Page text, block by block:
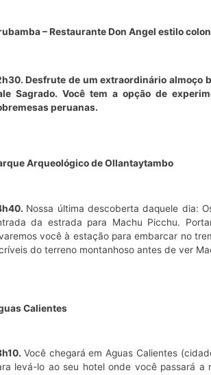
– Restaurante Don Angel estilo
Desfrute de um extraordinário almoço
Sagrado. Você tem a opção de
peruanas.
Arqueológico de Ollantaytambo
Nossa última descoberta daquele dia:
da estrada para Machu Picchu.
você à estação para embarcar no
do terreno montanhoso antes de ver
Calientes
Você chegará em Aguas Calientes
levá-lo ao seu hotel onde você passará